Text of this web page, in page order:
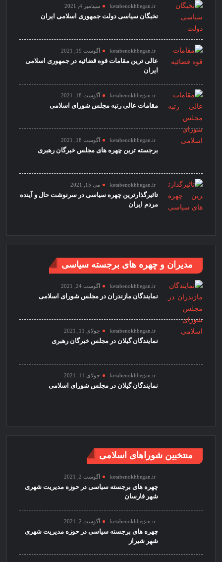
ketabenokhbegan.ir سپتامبر 4, 2021
نخبگان سیاسی دولت جمهوری اسلامی ایران
ketabenokhbegan.ir آگوست 19, 2021
عالی ترین مقامات قوه قضائیه در جمهوری اسلامی
ایران
ketabenokhbegan.ir آگوست 18, 2021
مقامات عالی رتبه مجلس شورای اسلامی
ketabenokhbegan.ir آگوست 18, 2021
برجسته ترین چهره های مجلس خبرگان رهبری
ketabenokhbegan.ir می 15, 2021
تاثیرگذارترین چهره سیاسی در سرنوشت حال و آینده
مردم ایران
مدیران و چهره های برجسته سیاسی
ketabenokhbegan.ir آگوست 24, 2021
نمایندگان مازندران در مجلس شورای اسلامی
ketabenokhbegan.ir جولای 11, 2021
نمایندگان گیلان در مجلس خبرگان رهبری
ketabenokhbegan.ir جولای 11, 2021
نمایندگان گیلان در مجلس شورای اسلامی
منتخبین شوراهای اسلامی
ketabenokhbegan.ir آگوست 2, 2021
چهره های برجسته سیاسی در حوزه مدیریت شهری
شهر فارسان
ketabenokhbegan.ir آگوست 2, 2021
چهره های برجسته سیاسی در حوزه مدیریت شهری
شهر شیراز